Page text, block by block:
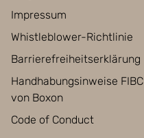
Impressum
Whistleblower-Richtlinie
Barrierefreiheitserklärung
Handhabungsinweise FIBC
von Boxon
Code of Conduct